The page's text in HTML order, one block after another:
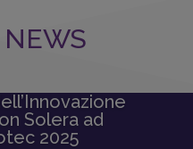
NEWS
Solera ad
2025